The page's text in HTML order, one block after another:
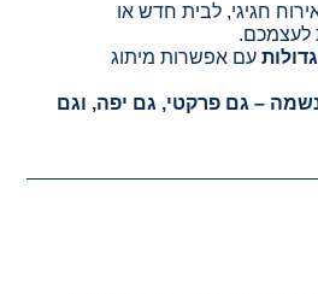
חגיגי, לבית חדש או
לעצמכם.
עם אפשרות מיתוג
– גם פרקטי, גם יפה, וגם